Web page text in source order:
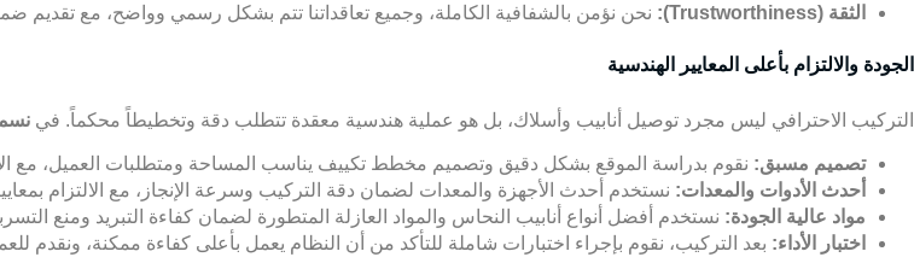
الثقة (Trustworthiness):
نحن نؤمن بالشفافية الكاملة، وجميع تعاقداتنا تتم بشكل رسمي وواضح، مع تقديم
الجودة والالتزام بأعلى المعايير الهندسية
التركيب الاحترافي ليس مجرد توصيل أنابيب وأسلاك، بل هو عملية هندسية معقدة تتطلب دقة وتخطيطاً محكماً. في
تصميم مسبق: نقوم بدراسة الموقع بشكل دقيق وتصميم مخطط تكييف يناسب المساحة ومتطلبات العميل، مع
أحدث الأدوات والمعدات: نستخدم أحدث الأجهزة والمعدات لضمان دقة التركيب وسرعة الإنجاز، مع الالتزام
مواد عالية الجودة: نستخدم أفضل أنواع أنابيب النحاس والمواد العازلة المتطورة لضمان كفاءة التبريد ومنع
اختبار الأداء: بعد التركيب، نقوم بإجراء اختبارات شاملة للتأكد من أن النظام يعمل بأعلى كفاءة ممكنة، ونقدم